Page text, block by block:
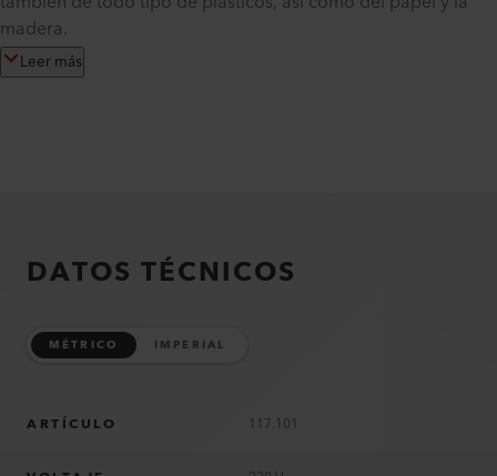
madera.
Leer más
DATOS TÉCNICOS
MÉTRICO IMPERIAL
ARTÍCULO 117.101